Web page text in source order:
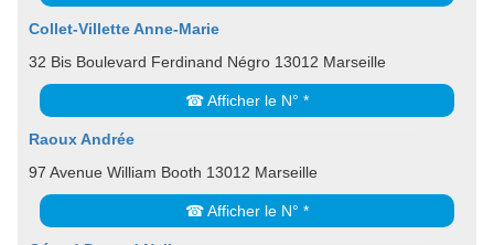
Collet-Villette Anne-Marie
32 Bis Boulevard Ferdinand Négro 13012 Marseille
☎ Afficher le N° *
Raoux Andrée
97 Avenue William Booth 13012 Marseille
☎ Afficher le N° *